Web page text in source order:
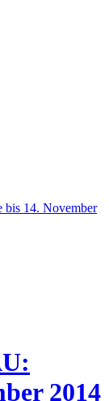
14. November
2014